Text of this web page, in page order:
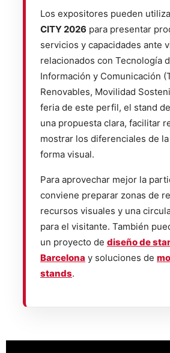
Los expositores pueden
CITY 2026 para presentar
servicios y capacidades ante
relacionados con Tecnología
Información y Comunicación
Renovables, Movilidad
feria de este perfil, el stand
una propuesta clara, facilitar
mostrar los diferenciales de
forma visual.
Para aprovechar mejor la
conviene preparar zonas de
recursos visuales y una
para el visitante. También
un proyecto de diseño de
Barcelona y soluciones de
stands.